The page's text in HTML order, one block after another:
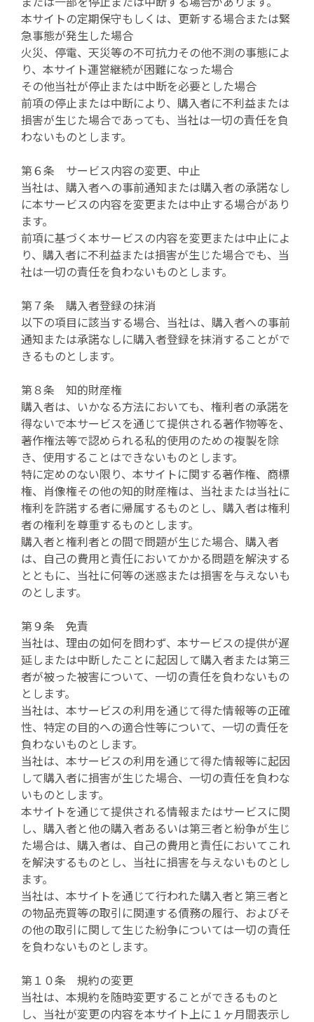
本サイトの定期保守もしくは、更新する場合または緊
急事態が発生した場合
火災、停電、天災等の不可抗力その他不測の事態によ
り、本サイト運営継続が困難になった場合
その他当社が停止または中断を必要とした場合
前項の停止または中断により、購入者に不利益または
損害が生じた場合であっても、当社は一切の責任を負
わないものとします。
第６条 サービス内容の変更、中止
当社は、購入者への事前通知または購入者の承諾なし
に本サービスの内容を変更または中止する場合があり
ます。
前項に基づく本サービスの内容を変更または中止によ
り、購入者に不利益または損害が生じた場合でも、当
社は一切の責任を負わないものとします。
第７条 購入者登録の抹消
以下の項目に該当する場合、当社は、購入者への事前
通知または承諾なしに購入者登録を抹消することがで
きるものとします。
第８条 知的財産権
購入者は、いかなる方法においても、権利者の承諾を
得ないで本サービスを通じて提供される著作物等を、
著作権法等で認められる私的使用のための複製を除
き、使用することはできないものとします。
特に定めのない限り、本サイトに関する著作権、商標
権、肖像権その他の知的財産権は、当社または当社に
権利を許諾する者に帰属するものとし、購入者は権利
者の権利を尊重するものとします。
購入者と権利者との間で問題が生じた場合、購入者
は、自己の費用と責任においてかかる問題を解決する
とともに、当社に何等の迷惑または損害を与えないも
のとします。
第９条 免責
当社は、理由の如何を問わず、本サービスの提供が遅
延しまたは中断したことに起因して購入者または第三
者が被った被害について、一切の責任を負わないもの
とします。
当社は、本サービスの利用を通じて得た情報等の正確
性、特定の目的への適合性等について、一切の責任を
負わないものとします。
当社は、本サービスの利用を通じて得た情報等に起因
して購入者に損害が生じた場合、一切の責任を負わな
いものとします。
本サイトを通じて提供される情報またはサービスに関
し、購入者と他の購入者あるいは第三者と紛争が生じ
た場合は、購入者は、自己の費用と責任においてこれ
を解決するものとし、当社に損害を与えないものとし
ます。
当社は、本サイトを通じて行われた購入者と第三者と
の物品売買等の取引に関連する債務の履行、およびそ
の他の取引に関して生じた紛争については一切の責任
を負わないものとします。
第１０条 規約の変更
当社は、本規約を随時変更することができるものと
し、当社が変更の内容を本サイト上に１ヶ月間表示し